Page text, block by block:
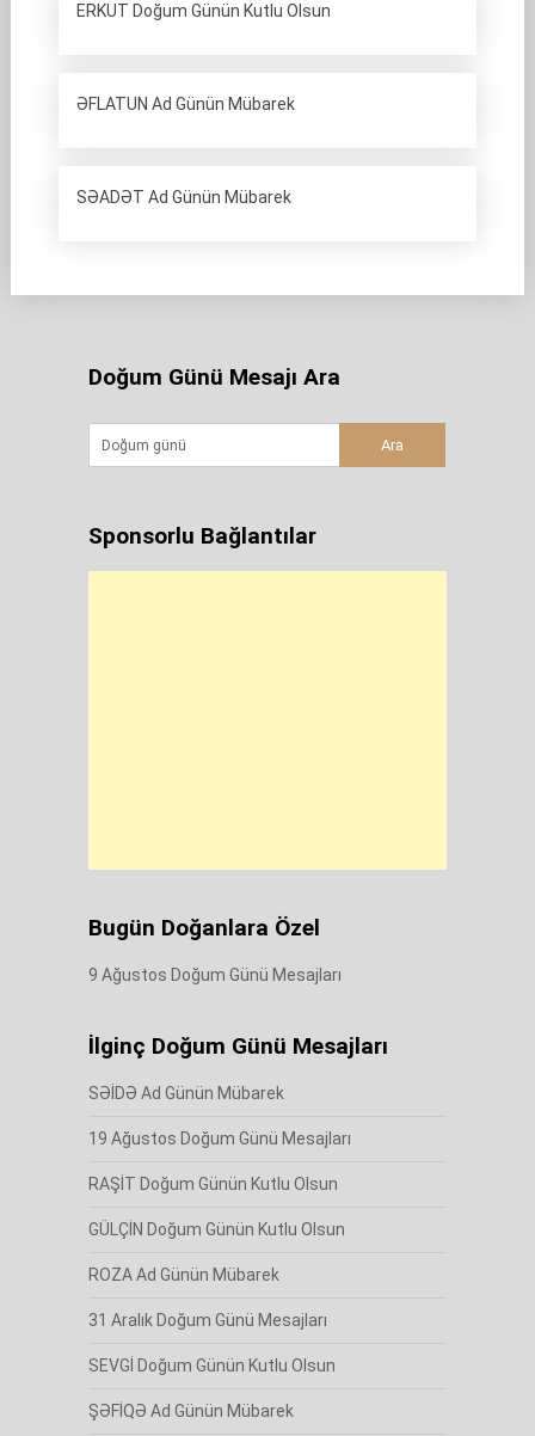
ERKUT Doğum Günün Kutlu Olsun
ƏFLATUN Ad Günün Mübarek
SƏADƏT Ad Günün Mübarek
Doğum Günü Mesajı Ara
Sponsorlu Bağlantılar
Bugün Doğanlara Özel
9 Ağustos Doğum Günü Mesajları
İlginç Doğum Günü Mesajları
SƏİDƏ Ad Günün Mübarek
19 Ağustos Doğum Günü Mesajları
RAŞİT Doğum Günün Kutlu Olsun
GÜLÇİN Doğum Günün Kutlu Olsun
ROZA Ad Günün Mübarek
31 Aralık Doğum Günü Mesajları
SEVGİ Doğum Günün Kutlu Olsun
ŞƏFİQƏ Ad Günün Mübarek